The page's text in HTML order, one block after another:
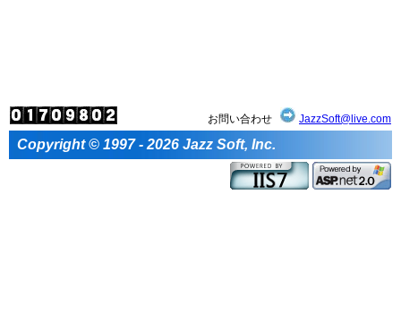
お問い合わせ JazzSoft@live.com
Copyright © 1997 - 2026 Jazz Soft, Inc.